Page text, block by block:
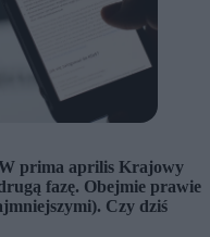
prima aprilis Krajowy
fazę. Obejmie prawie
Czy dziś